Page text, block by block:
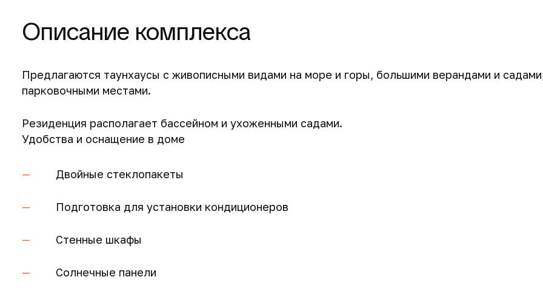
Описание комплекса
Предлагаются таунхаусы с живописными видами на море и горы, большими верандами и
парковочными местами.
Резиденция располагает бассейном и ухоженными садами.
Удобства и оснащение в доме
Двойные стеклопакеты
Подготовка для установки кондиционеров
Стенные шкафы
Солнечные панели